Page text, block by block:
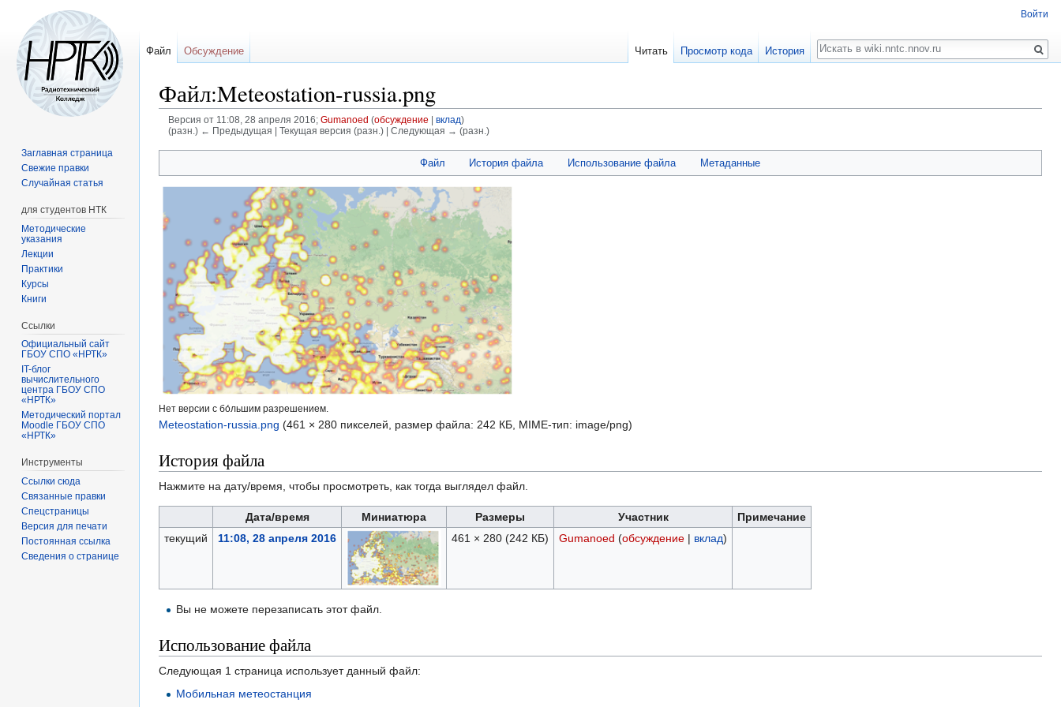
Файл:Meteostation-russia.png
Версия от 11:08, 28 апреля 2016; Gumanoed (обсуждение вклад)
(разн.) ← Предыдущая | Текущая версия (разн.) | Следующая → (разн.)
к
к
Файл История файла Использование файла Метаданные
Нет версии с бо́льшим разрешением.
Meteostation-russia.png (461 × 280 пикселей, размер файла: 242 КБ, MIME-тип: image/png)
История файла
Нажмите на дату/время, чтобы просмотреть, как тогда выглядел файл.
Дата/время Миниатюра Размеры Участник
Примечание
текущий
11:08, 28 апреля 2016 461 × 280 (242 КБ) Gumanoed (обсуждение| вклад)
Вы не можете перезаписать этот файл.
Использование файла
Следующая 1 страница использует данный файл:
Мобильная метеостанция
Войти
Файл Обсуждение Читать Просмотр кода История
Поиск
Заглавная страница
Свежие правки
Случайная статья
для студентов НТК
Методические
указания
Лекции
Практики
Курсы
Книги
Ссылки
Официальный сайт
ГБОУ СПО «НРТК»
IT-блог
вычислительного
центра ГБОУ СПО
«НРТК»
Методический портал
Moodle ГБОУ СПО
«НРТК»
Инструменты
Ссылки сюда
Связанные правки
Спецстраницы
Версия для печати
Постоянная ссылка
Сведения о странице